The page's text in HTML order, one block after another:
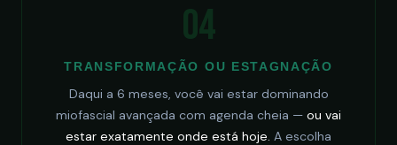
04
TRANSFORMAÇÃO OU ESTAGNAÇÃO
Daqui a 6 meses, você vai estar dominando
miofascial avançada com agenda cheia — ou vai
estar exatamente onde está hoje. A escolha